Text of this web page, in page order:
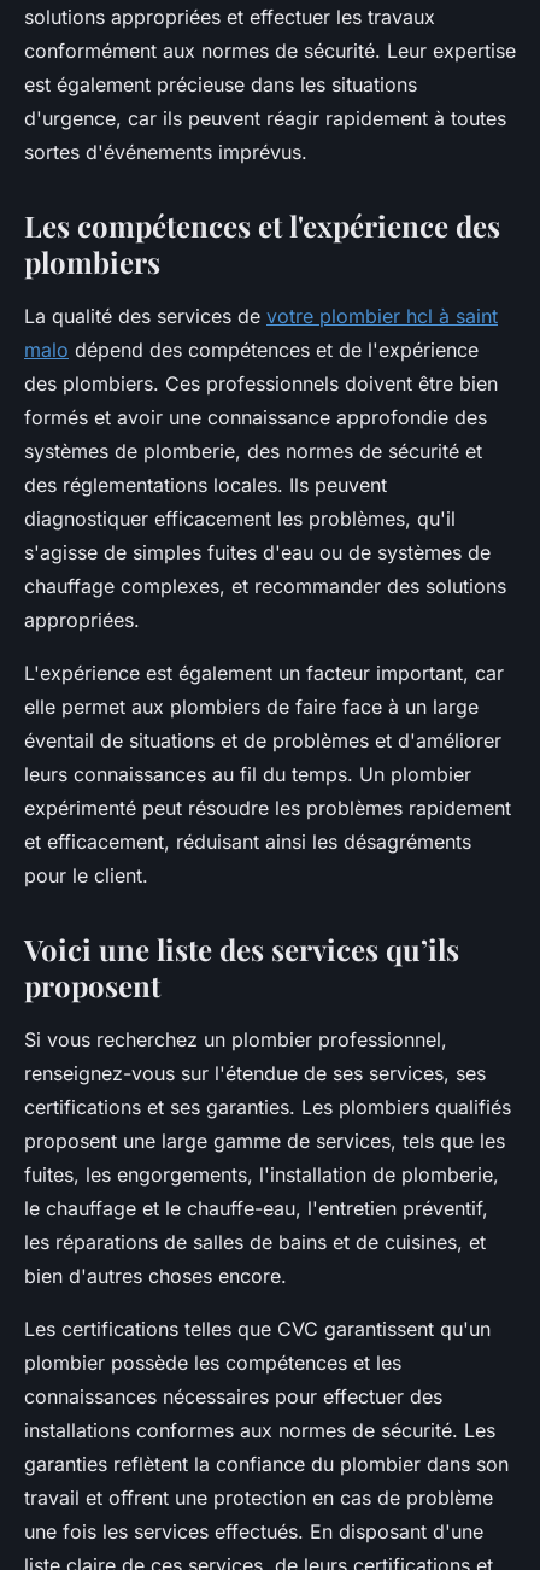
solutions appropriées et effectuer les travaux
conformément aux normes de sécurité. Leur expertise
est également précieuse dans les situations
d'urgence, car ils peuvent réagir rapidement à toutes
sortes d'événements imprévus.
Les compétences et l'expérience des
plombiers
La qualité des services de votre plombier hcl à saint
malo dépend des compétences et de l'expérience
des plombiers. Ces professionnels doivent être bien
formés et avoir une connaissance approfondie des
systèmes de plomberie, des normes de sécurité et
des réglementations locales. Ils peuvent
diagnostiquer efficacement les problèmes, qu'il
s'agisse de simples fuites d'eau ou de systèmes de
chauffage complexes, et recommander des solutions
appropriées.
L'expérience est également un facteur important, car
elle permet aux plombiers de faire face à un large
éventail de situations et de problèmes et d'améliorer
leurs connaissances au fil du temps. Un plombier
expérimenté peut résoudre les problèmes rapidement
et efficacement, réduisant ainsi les désagréments
pour le client.
Voici une liste des services qu’ils
proposent
Si vous recherchez un plombier professionnel,
renseignez-vous sur l'étendue de ses services, ses
certifications et ses garanties. Les plombiers qualifiés
proposent une large gamme de services, tels que les
fuites, les engorgements, l'installation de plomberie,
le chauffage et le chauffe-eau, l'entretien préventif,
les réparations de salles de bains et de cuisines, et
bien d'autres choses encore.
Les certifications telles que CVC garantissent qu'un
plombier possède les compétences et les
connaissances nécessaires pour effectuer des
installations conformes aux normes de sécurité. Les
garanties reflètent la confiance du plombier dans son
travail et offrent une protection en cas de problème
une fois les services effectués. En disposant d'une